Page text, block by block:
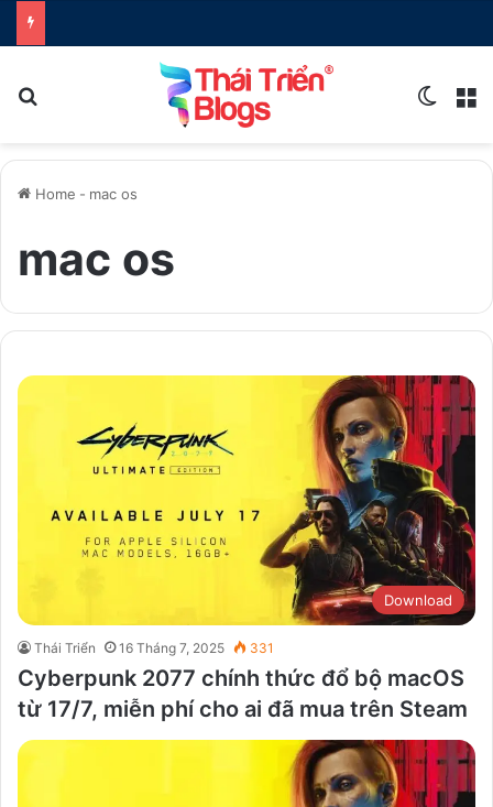
Home - mac os
mac os
Download
Thái Triển 16 Tháng 7, 2025 331
Cyberpunk 2077 chính thức đổ bộ macOS
từ 17/7, miễn phí cho ai đã mua trên Steam